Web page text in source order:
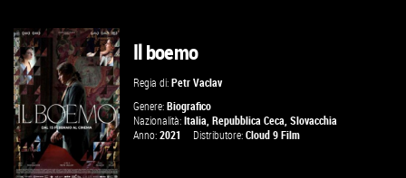
GUARDA IL TRAILER
VAI ALLA SCHEDA
Il boemo
Regia di:Petr Vaclav
Genere:Biografico
Nazionalità:Italia,Repubblica Ceca,Slovacchia
Anno:2021 Distributore:Cloud 9 Film